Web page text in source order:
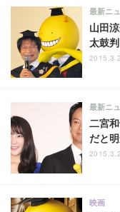
山田
太鼓判
最新ニ
二宮
だと
最新ニ
映画